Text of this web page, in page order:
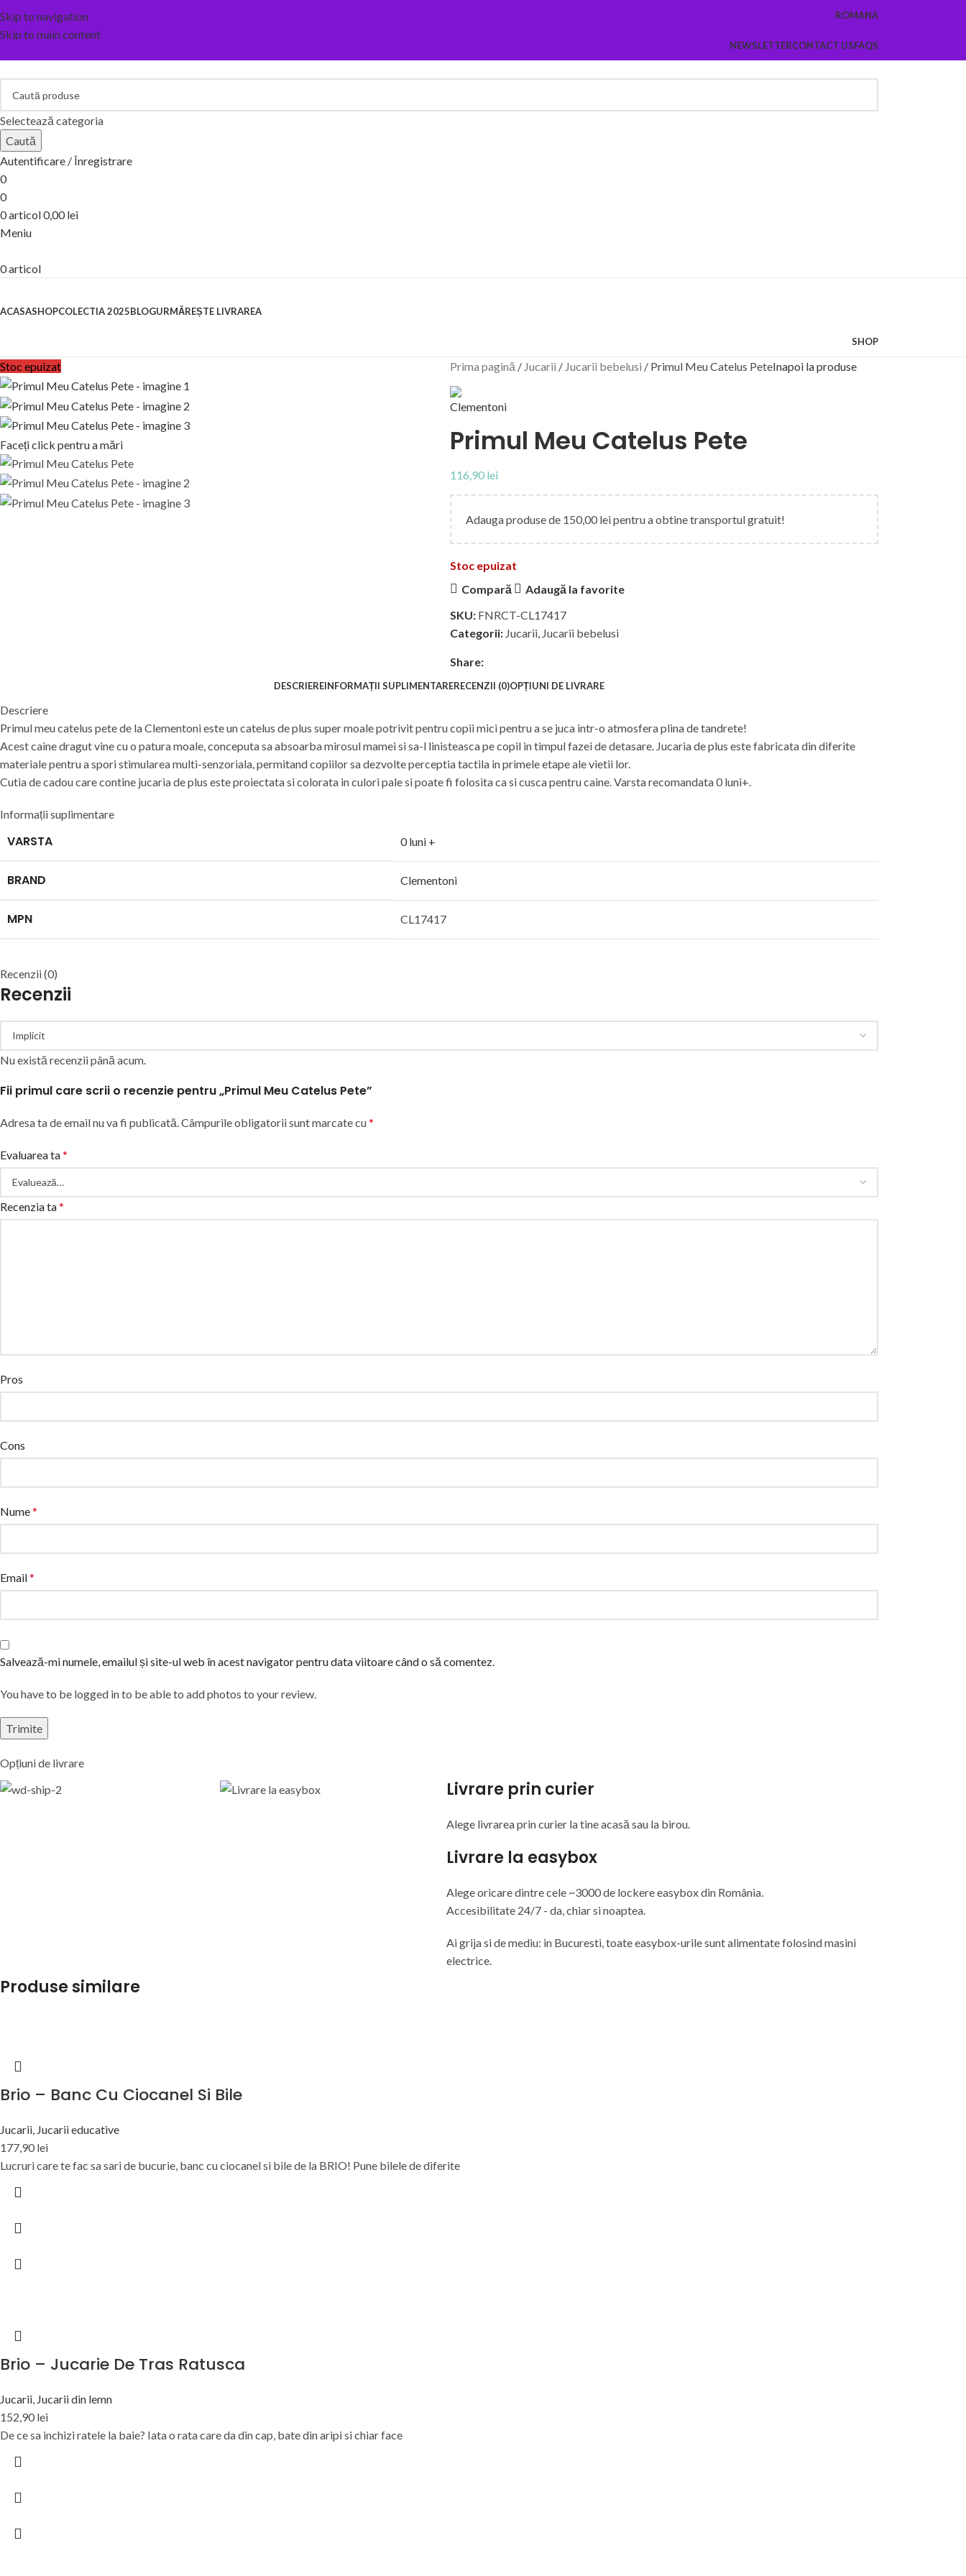
Skip to navigation
Skip to main content
ROMANA
NEWSLETTERCONTACT USFAQS
Selectează categoria
Caută
Autentificare / Înregistrare
0
0
0articol0,00lei
Meniu
0articol
ACASASHOPCOLECTIA 2025BLOGURMĂREȘTE LIVRAREA
SHOP
Stoc epuizat
Faceți click pentru a mări
Prima pagină Jucarii Jucarii bebelusi Primul Meu Catelus PeteInapoi la produse
Primul Meu Catelus Pete
116,90 lei
Adauga produse de 150,00 leipentru a obtine transportul gratuit!
Stoc epuizat
Compară
Adaugă la favorite
SKU: FNRCT-CL17417
Categorii: Jucarii, Jucarii bebelusi
Share:
DESCRIEREINFORMAȚII SUPLIMENTARERECENZII (0)OPȚIUNI DE LIVRARE
Descriere
Primul meu catelus pete de la Clementoni este un catelus de plus super moale potrivit pentru copii mici pentru a se juca intr-o atmosfera plina de tandrete!
Acest caine dragut vine cu o patura moale, conceputa sa absoarba mirosul mamei si sa-l linisteasca pe copil in timpul fazei de detasare. Jucaria de plus este fabricata din diferite
materiale pentru a spori stimularea multi-senzoriala, permitand copiilor sa dezvolte perceptia tactila in primele etape ale vietii lor.
Cutia de cadou care contine jucaria de plus este proiectata si colorata in culori pale si poate fi folosita ca si cusca pentru caine. Varsta recomandata 0 luni+.
Informații suplimentare
VARSTA 0 luni +
BRAND Clementoni
MPN CL17417
Recenzii (0)
Recenzii
Nu există recenzii până acum.
Fii primul care scrii o recenzie pentru „Primul Meu Catelus Pete”
Adresa ta de email nu va fi publicată.Câmpurile obligatorii sunt marcate cu*
Evaluarea ta*
Recenzia ta*
Pros
Cons
Nume*
Email*
Salvează-mi numele, emailul și site-ul web în acest navigator pentru data viitoare când o să comentez.
You have to be logged in to be able to add photos to your review.
Opțiuni de livrare
Livrare prin curier
Alege livrarea prin curier latineacasă sau la birou.
Livrare la easybox
Alege oricare dintre cele ~3000 de lockere easybox din România.
Accesibilitate 24/7 - da, chiar si noaptea.
Ai grija si de mediu: in Bucuresti, toate easybox-urile sunt alimentate folosind masini
electrice.
Produse similare
Brio – Banc Cu Ciocanel Si Bile
Jucarii, Jucarii educative
177,90 lei
Lucruri care te fac sa sari de bucurie, banc cu ciocanel si bile de la BRIO! Pune bilele de diferite
Brio – Jucarie De Tras Ratusca
Jucarii, Jucarii din lemn
152,90 lei
De ce sa inchizi ratele la baie? Iata o rata care da din cap, bate din aripi si chiar face